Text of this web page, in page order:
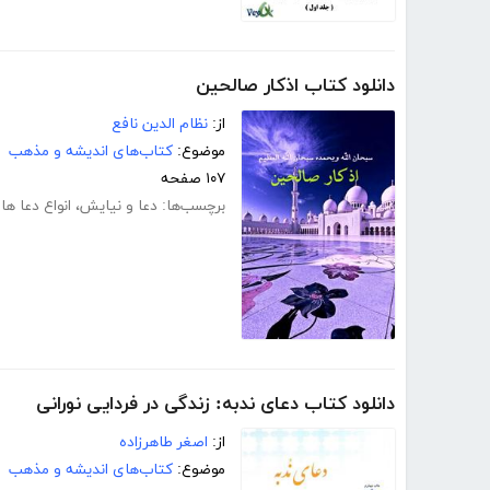
دانلود کتاب اذکار صالحین
از: نظام الدین نافع
موضوع: کتاب‌های اندیشه و مذهب
۱۰۷ صفحه
برچسب‌ها: دعا و نیایش، انواع دعا ها
دانلود کتاب دعای ندبه: زندگی در فردایی نورانی
از: اصغر طاهرزاده
موضوع: کتاب‌های اندیشه و مذهب